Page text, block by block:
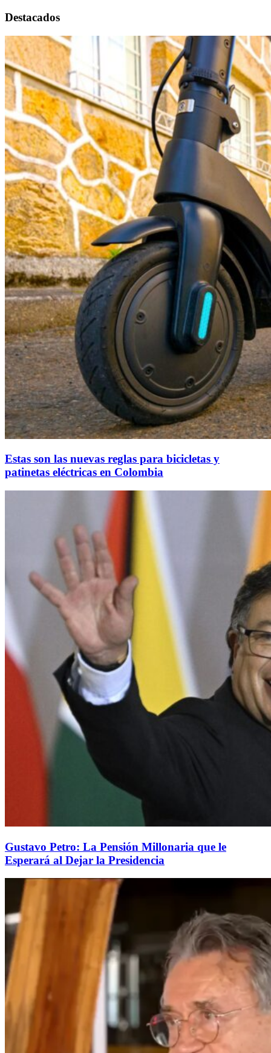
Destacados
Estas son las nuevas reglas para bicicletas y
patinetas eléctricas en Colombia
Gustavo Petro: La Pensión Millonaria que le
Esperará al Dejar la Presidencia